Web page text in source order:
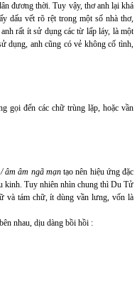
đương thời. Tuy vậy, thơ anh lại khá
dấu vết rõ rệt trong một số nhà thơ,
rất ít sử dụng các từ lấp láy, là một
dụng, anh cũng có vẻ không cố tình,
gọi đến các chữ trùng lặp, hoặc vần
âm âm ngã mạntạo nên hiệu ứng đặc
kinh. Tuy nhiên nhìn chung thì Du Tử
và tám chữ, ít dùng vần lưng, vốn là
nhau, dịu dàng bồi hồi :